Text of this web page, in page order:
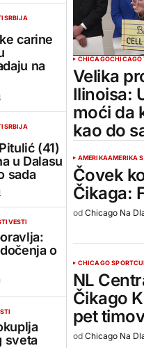
SRBIJA
carine
na
SRBIJA
(41)
u Dalasu
sada
VESTI
o
sveta
CHICAGOCHICAGO
Velika
Ilinoisa:
moći da
kao do
AMERIKAAMERIKA
Čovek
Čikaga:
od Chicago Na
CHICAGO SPORT
NL
Čikago
pet
od Chicago Na